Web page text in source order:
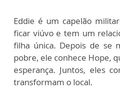
Eddie é um capelão
ficar viúvo e tem um
filha única. Depois de se
pobre, ele conhece Hope,
esperança. Juntos, eles
transformam o local.